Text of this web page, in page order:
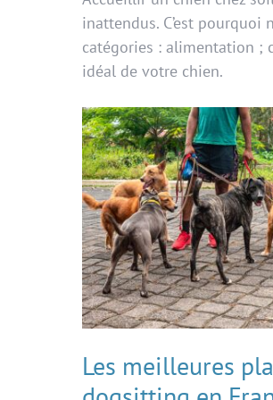
inattendus. C’est
catégories : alimentation ;
idéal de votre chien.
Les meilleures